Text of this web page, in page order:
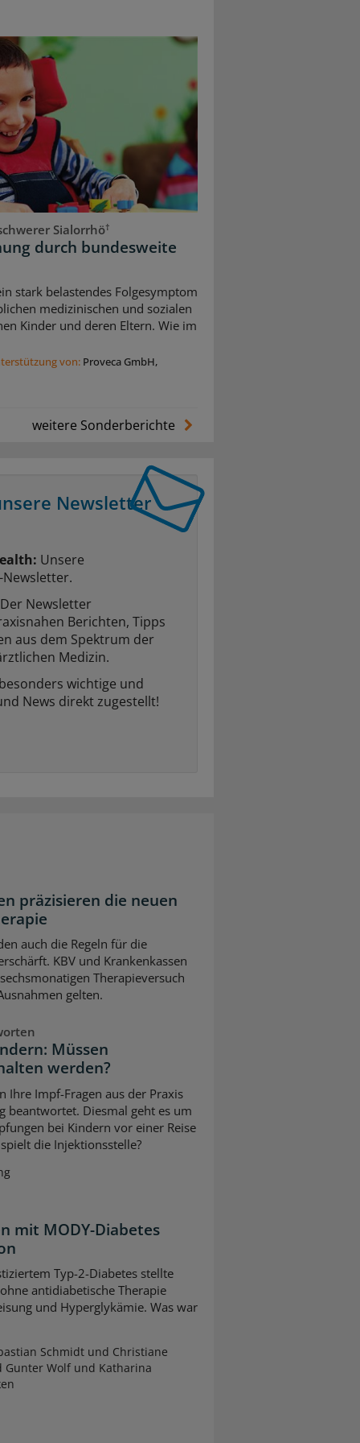
Sialorrhö†
durch bundesweite
stark belastendes Folgesymptom
medizinischen und sozialen
Kinder und deren Eltern. Wie im
von: Proveca GmbH,
weitere Sonderberichte
Newsletter
Unsere
Newsletter
Berichten, Tipps
aus dem Spektrum der
Medizin.
wichtige und
News direkt zugestellt!
präzisieren die neuen
auch die Regeln für die
KBV und Krankenkassen
Therapieversuch
gelten.
Müssen
werden?
Ihre Impf-Fragen aus der Praxis
beantwortet. Diesmal geht es um
bei Kindern vor einer Reise
die Injektionsstelle?
mit MODY-Diabetes
Typ-2-Diabetes stellte
antidiabetische Therapie
und Hyperglykämie. Was war
Schmidt und Christiane
Wolf und Katharina